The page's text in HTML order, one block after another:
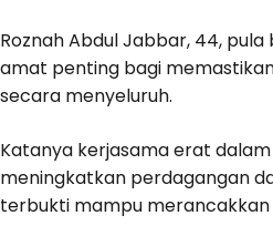
Roznah Abdul Jabbar, 44,
amat penting bagi
secara menyeluruh.
Katanya kerjasama erat
meningkatkan perdagangan
terbukti mampu merancakkan